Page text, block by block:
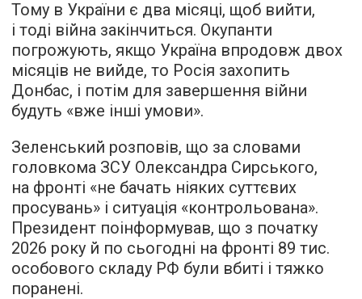
Тому в України є два місяці, щоб вийти,
і тоді війна закінчиться. Окупанти
погрожують, якщо Україна впродовж двох
місяців не вийде, то Росія захопить
Донбас, і потім для завершення війни
будуть «вже інші умови».
Зеленський розповів, що за словами
головкома ЗСУ Олександра Сирського,
на фронті «не бачать ніяких суттєвих
просувань» і ситуація «контрольована».
Президент поінформував, що з початку
2026 року й по сьогодні на фронті 89 тис.
особового складу РФ були вбиті і тяжко
поранені.